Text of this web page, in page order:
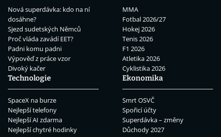
Nová superdávka: kdo na ní
dosáhne?
Sjezd sudetských Němců
Proč vláda zavádí EET?
Padni komu padni
Výpověď z práce vzor
Divoký kačer
MMA
Fotbal 2026/27
Hokej 2026
Tenis 2026
F1 2026
Atletika 2026
Cyklistika 2026
Technologie
SpaceX na burze
Nejlepší telefony
Nejlepší AI zdarma
Nejlepší chytré hodinky
Ekonomika
Smrt OSVČ
Spořicí účty
Superdávka – změny
Důchody 2027